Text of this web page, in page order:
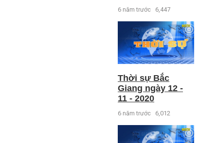
6 năm trước 6,447
Thời sự Bắc
Giang ngày 12 -
11 - 2020
6 năm trước 6,012